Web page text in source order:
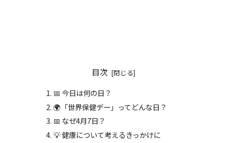
目次
📅 今日は何の日？
🌍「世界保健デー」ってどんな日？
📅 なぜ4月7日？
💡 健康について考えるきっかけに